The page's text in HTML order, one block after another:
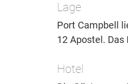
Lage
Port Campbell
12 Apostel.
Hotel